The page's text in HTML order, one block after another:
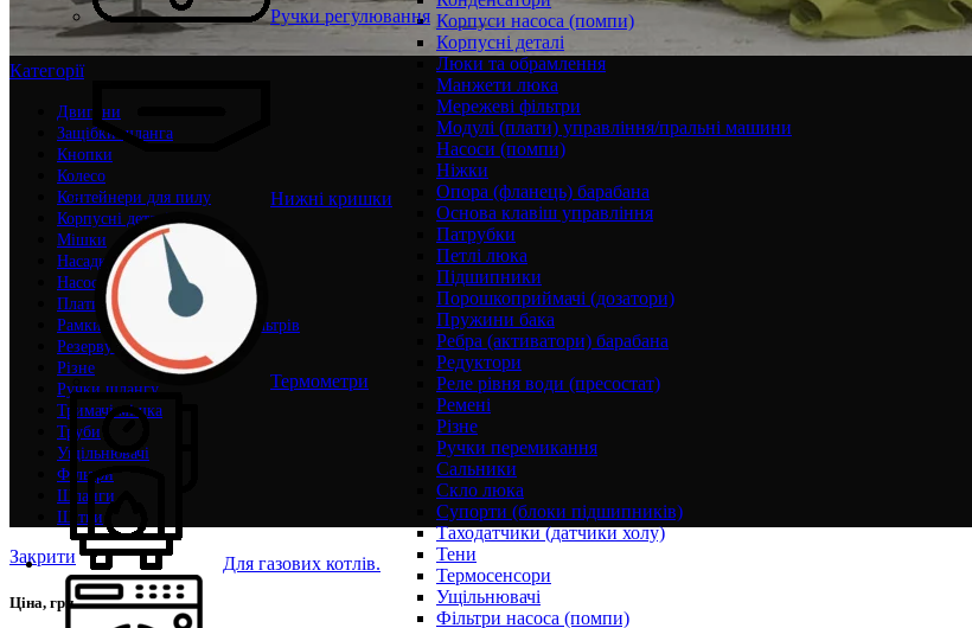
Корпуси насоса (помпи)
Корпусні деталі
Люки та обрамлення
Манжети люка
Мережеві фільтри
Модулі (плати) управління/пральні машини
Насоси (помпи)
Ніжки
Опора (фланець) барабана
Основа клавіш управління
Патрубки
Петлі люка
Підшипники
Порошкоприймачі (дозатори)
Пружини бака
Ребра (активатори) барабана
Редуктори
Реле рівня води (пресостат)
Ремені
Різне
Ручки перемикання
Сальники
Скло люка
Супорти (блоки підшипників)
Таходатчики (датчики холу)
Тени
Термосенсори
Ущільнювачі
Фільтри насоса (помпи)
Ручки регулювання
Нижні кришки
Термометри
Для газових котлів.
Категорії
Двигуни
Защібки шланга
Кнопки
Колесо
Контейнери для пилу
Корпусні деталі
Мішки
Насадки
Насоси (помпи)
Плати управління
Рамки, решітки, корпуси фільтрів
Резервуари для води
Різне
Ручки шлангу
Тримачі мішка
Труби
Ущільнювачі
Фільтри
Шланги
Щітки
Закрити
Ціна, грн